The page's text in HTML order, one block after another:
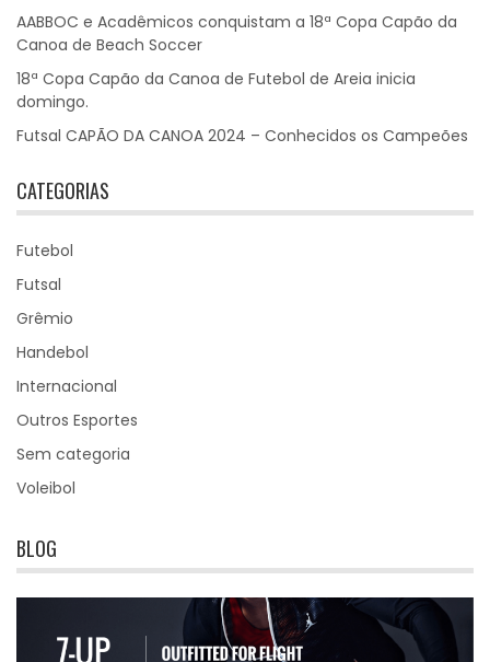
AABBOC e Acadêmicos conquistam a 18ª Copa Capão da
Canoa de Beach Soccer
18ª Copa Capão da Canoa de Futebol de Areia inicia
domingo.
Futsal CAPÃO DA CANOA 2024 – Conhecidos os Campeões
CATEGORIAS
Futebol
Futsal
Grêmio
Handebol
Internacional
Outros Esportes
Sem categoria
Voleibol
BLOG